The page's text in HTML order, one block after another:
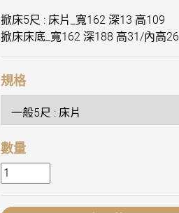
掀床5尺 : 床片_寬162 深13 高109
掀床床底_寬162 深188 高31/內高26
規格
數量